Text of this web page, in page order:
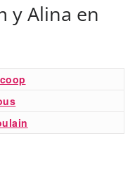
y Alina en